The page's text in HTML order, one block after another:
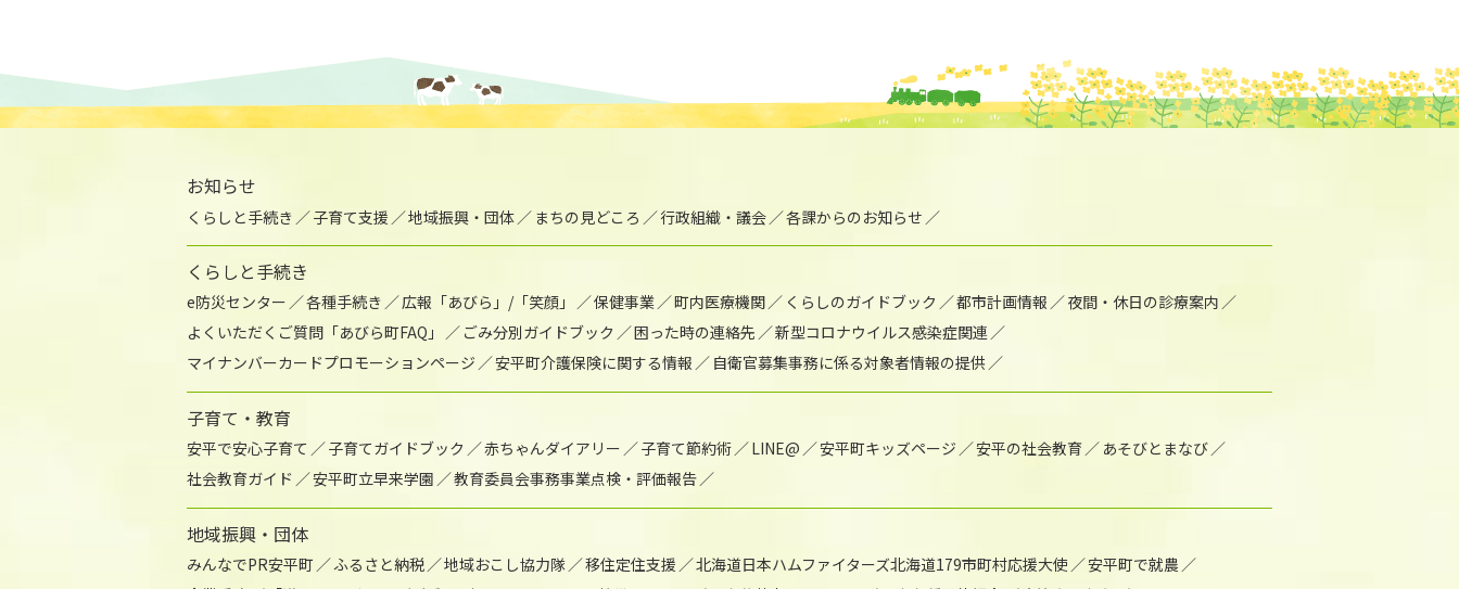
お知らせ
くらしと手続き 子育て支援 地域振興・団体 まちの見どころ 行政組織・議会 各課からのお知らせ
くらしと手続き
e防災センター 各種手続き 広報「あびら」/「笑顔」 保健事業 町内医療機関 くらしのガイドブック 都市計画情報
夜間・休日の診療案内
よくいただくご質問「あびら町FAQ」
ごみ分別ガイドブック 困った時の連絡先
新型コロナウイルス感染症関連
マイナンバーカードプロモーションページ
安平町介護保険に関する情報 自衛官募集事務に係る対象者情報の提供
子育て・教育
安平で安心子育て 子育てガイドブック 赤ちゃんダイアリー 子育て節約術 LINE@ 安平町キッズページ 安平の社会教育
あそびとまなび
社会教育ガイド
安平町立早来学園 教育委員会事務事業点検・評価報告
地域振興・団体
みんなでPR安平町 ふるさと納税 地域おこし協力隊 移住定住支援 北海道日本ハムファイターズ北海道179市町村応援大使
安平町で就農